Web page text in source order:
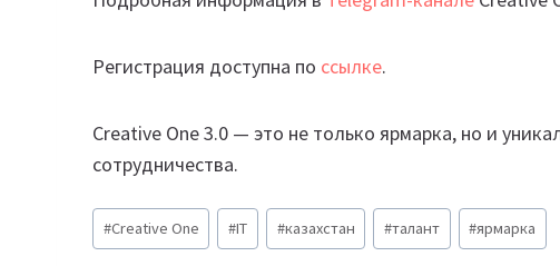
Регистрация доступна по ссылке.
Creative One 3.0 — это не только ярмарка, но и
сотрудничества.
Метки
записи:
#Creative One #IT #казахстан #талант #ярмарка